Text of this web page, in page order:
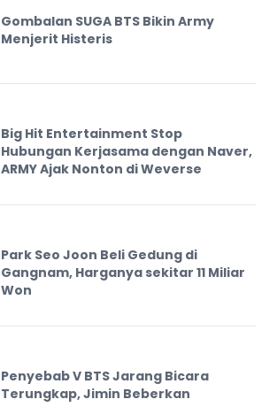
Gombalan SUGA BTS Bikin Army
Menjerit Histeris
Big Hit Entertainment Stop
Hubungan Kerjasama dengan Naver,
ARMY Ajak Nonton di Weverse
Park Seo Joon Beli Gedung di
Gangnam, Harganya sekitar 11 Miliar
Won
Penyebab V BTS Jarang Bicara
Terungkap, Jimin Beberkan